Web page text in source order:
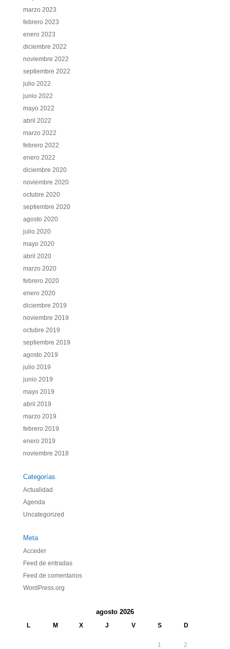
marzo 2023
febrero 2023
enero 2023
diciembre 2022
noviembre 2022
septiembre 2022
julio 2022
junio 2022
mayo 2022
abril 2022
marzo 2022
febrero 2022
enero 2022
diciembre 2020
noviembre 2020
octubre 2020
septiembre 2020
agosto 2020
julio 2020
mayo 2020
abril 2020
marzo 2020
febrero 2020
enero 2020
diciembre 2019
noviembre 2019
octubre 2019
septiembre 2019
agosto 2019
julio 2019
junio 2019
mayo 2019
abril 2019
marzo 2019
febrero 2019
enero 2019
noviembre 2018
Categorías
Actualidad
Agenda
Uncategorized
Meta
Acceder
Feed de entradas
Feed de comentarios
WordPress.org
agosto 2026
L M X J V S D
1 2